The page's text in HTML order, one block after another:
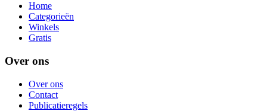
Home
Categorieën
Winkels
Gratis
Over ons
Over ons
Contact
Publicatieregels